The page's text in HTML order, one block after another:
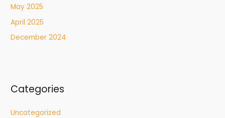
May 2025
April 2025
December 2024
Categories
Uncategorized